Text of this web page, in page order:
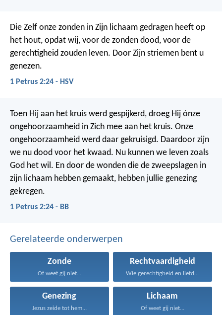
Die Zelf onze zonden in Zijn lichaam gedragen heeft op
het hout, opdat wij, voor de zonden dood, voor de
gerechtigheid zouden leven. Door Zijn striemen bent u
genezen.
1 Petrus 2:24 - HSV
Toen Hij aan het kruis werd gespijkerd, droeg Hij ónze
ongehoorzaamheid in Zich mee aan het kruis. Onze
ongehoorzaamheid werd daar gekruisigd. Daardoor zijn
we nu dood voor het kwaad. Nu kunnen we leven zoals
God het wil. En door de wonden die de zweepslagen in
zijn lichaam hebben gemaakt, hebben jullie genezing
gekregen.
1 Petrus 2:24 - BB
Gerelateerde onderwerpen
Zonde
Of weet gij niet...
Rechtvaardigheid
Wie gerechtigheid en liefde...
Genezing
Jezus zeide tot hem...
Lichaam
Of weet gij niet...